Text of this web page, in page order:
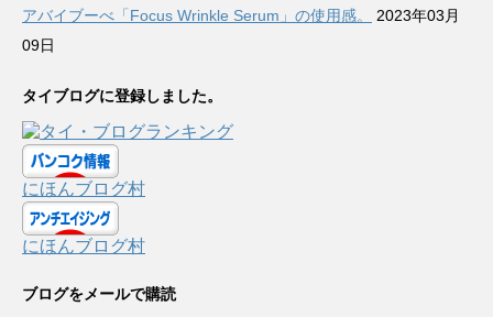
アバイブーべ「Focus Wrinkle Serum」の使用感。
2023年03月
09日
タイブログに登録しました。
にほんブログ村
にほんブログ村
ブログをメールで購読